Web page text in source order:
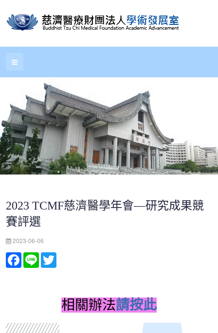
2023 TCMF慈濟醫學年會—研究成果競
賽評選
2023-06-06
Facebook
Line
相關辦法請按此